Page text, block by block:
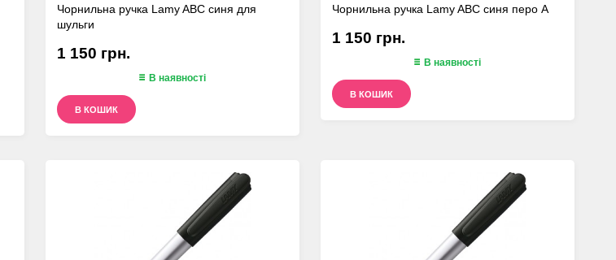
Чорнильна ручка Lamy ABC синя для
шульги
1 150 грн.
В наявності
В КОШИК
Чорнильна ручка Lamy ABC синя перо A
1 150 грн.
В наявності
В КОШИК